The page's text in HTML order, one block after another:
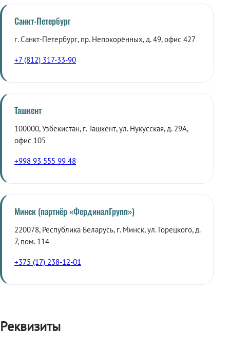
Санкт-Петербург
г. Санкт-Петербург, пр. Непокорённых, д. 49, офис 427
+7 (812) 317-33-90
Ташкент
100000, Узбекистан, г. Ташкент, ул. Нукусская, д. 29А,
офис 105
+998 93 555 99 48
Минск (партнёр «ФердиналГрупп»)
220078, Республика Беларусь, г. Минск, ул. Горецкого, д.
7, пом. 114
+375 (17) 238-12-01
Реквизиты